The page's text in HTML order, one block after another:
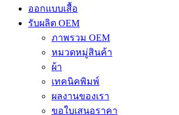
ออกแบบเสื้อ
รับผลิต OEM
ภาพรวม OEM
หมวดหมู่สินค้า
ผ้า
เทคนิคพิมพ์
ผลงานของเรา
ขอใบเสนอราคา